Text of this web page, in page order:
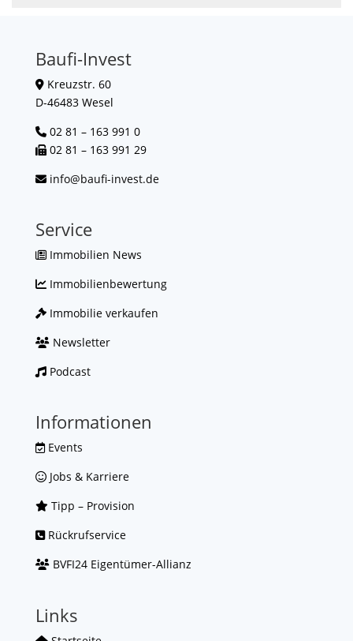
Baufi-Invest
Kreuzstr. 60
D-46483 Wesel
02 81 – 163 991 0
02 81 – 163 991 29
info@baufi-invest.de
Service
Immobilien News
Immobilienbewertung
Immobilie verkaufen
Newsletter
Podcast
Informationen
Events
Jobs & Karriere
Tipp – Provision
Rückrufservice
BVFI24 Eigentümer-Allianz
Links